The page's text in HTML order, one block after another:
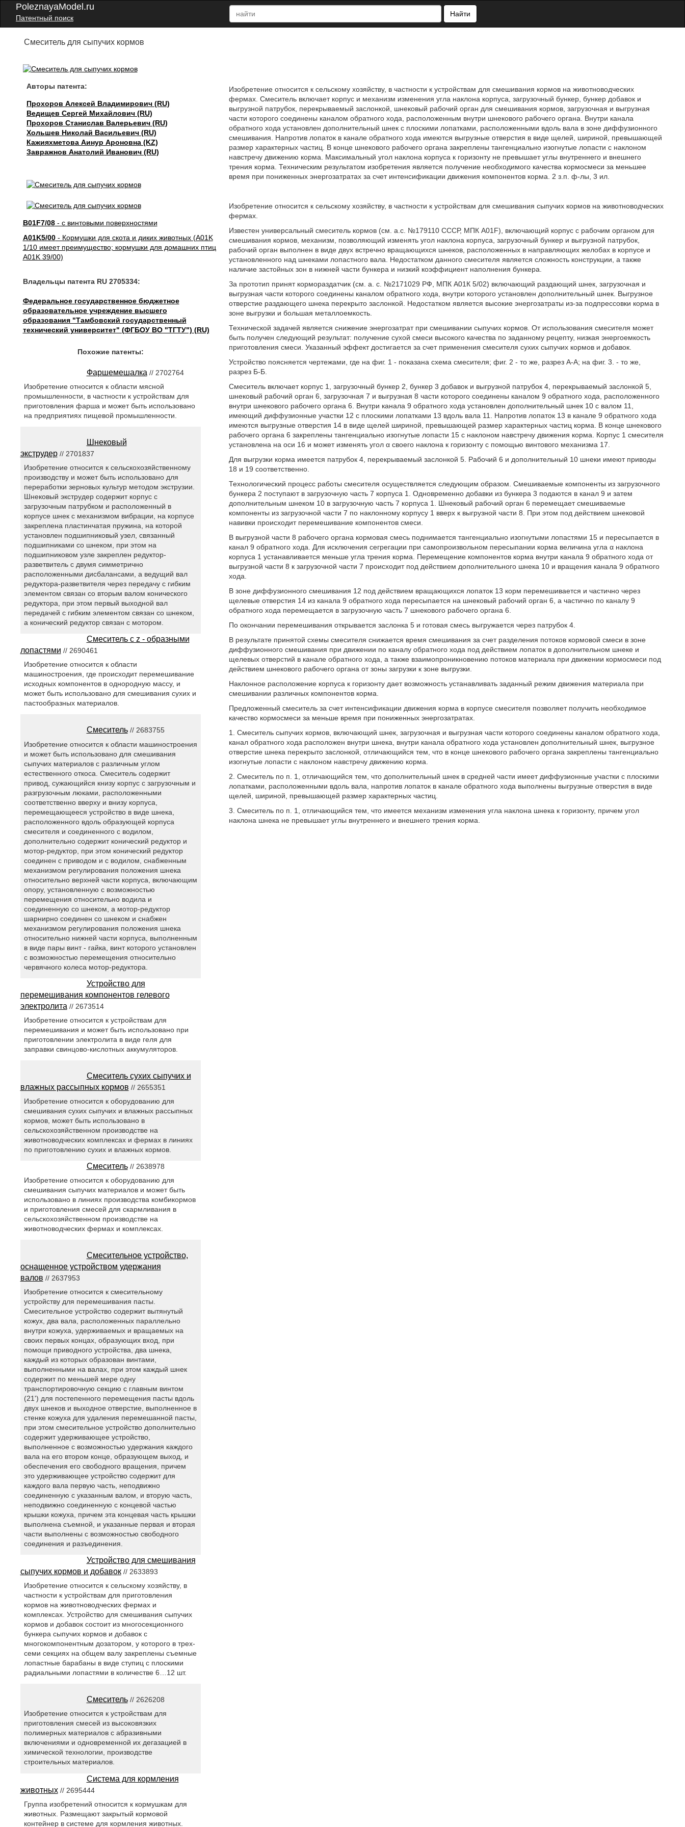
PoleznayaModel.ru
Патентный поиск
Найти
Смеситель для сыпучих кормов
Авторы патента:
Прохоров Алексей Владимирович (RU)
Ведищев Сергей Михайлович (RU)
Прохоров Станислав Валерьевич (RU)
Хольшев Николай Васильевич (RU)
Кажияхметова Аинур Ароновна (KZ)
Завражнов Анатолий Иванович (RU)
B01F7/08- с винтовыми поверхностями
A01K5/00- Кормушки для скота и диких животных (A01K
1/10 имеет преимущество; кормушки для домашних птиц
A01K 39/00)
Владельцы патента RU 2705334:
Федеральное государственное бюджетное
образовательное учреждение высшего
образования "Тамбовский государственный
технический университет" (ФГБОУ ВО "ТГТУ") (RU)
Изобретение относится к сельскому хозяйству, в частности к устройствам для смешивания кормов на животноводческих
фермах. Смеситель включает корпус и механизм изменения угла наклона корпуса, загрузочный бункер, бункер добавок и
выгрузной патрубок, перекрываемый заслонкой, шнековый рабочий орган для смешивания кормов, загрузочная и выгрузная
части которого соединены каналом обратного хода, расположенным внутри шнекового рабочего органа. Внутри канала
обратного хода установлен дополнительный шнек с плоскими лопатками, расположенными вдоль вала в зоне диффузионного
смешивания. Напротив лопаток в канале обратного хода имеются выгрузные отверстия в виде щелей, шириной, превышающей
размер характерных частиц. В конце шнекового рабочего органа закреплены тангенциально изогнутые лопасти с наклоном
навстречу движению корма. Максимальный угол наклона корпуса к горизонту не превышает углы внутреннего и внешнего
трения корма. Техническим результатом изобретения является получение необходимого качества кормосмеси за меньшее
время при пониженных энергозатратах за счет интенсификации движения компонентов корма. 2 з.п. ф-лы, 3 ил.
Изобретение относится к сельскому хозяйству, в частности к устройствам для смешивания сыпучих кормов на животноводческих
фермах.
Известен универсальный смеситель кормов (см. а.с. №179110 СССР, МПК A01F), включающий корпус с рабочим органом для
смешивания кормов, механизм, позволяющий изменять угол наклона корпуса, загрузочный бункер и выгрузной патрубок,
рабочий орган выполнен в виде двух встречно вращающихся шнеков, расположенных в направляющих желобах в корпусе и
установленного над шнеками лопастного вала. Недостатком данного смесителя является сложность конструкции, а также
наличие застойных зон в нижней части бункера и низкий коэффициент наполнения бункера.
За прототип принят кормораздатчик (см. а. с. №2171029 РФ, МПК А01К 5/02) включающий раздающий шнек, загрузочная и
выгрузная части которого соединены каналом обратного хода, внутри которого установлен дополнительный шнек. Выгрузное
отверстие раздающего шнека перекрыто заслонкой. Недостатком является высокие энергозатраты из-за подпрессовки корма в
зоне выгрузки и большая металлоемкость.
Технической задачей является снижение энергозатрат при смешивании сыпучих кормов. От использования смесителя может
быть получен следующий результат: получение сухой смеси высокого качества по заданному рецепту, низкая энергоемкость
приготовления смеси. Указанный эффект достигается за счет применения смесителя сухих сыпучих кормов и добавок.
Устройство поясняется чертежами, где на фиг. 1 - показана схема смесителя; фиг. 2 - то же, разрез А-А; на фиг. 3. - то же,
разрез Б-Б.
Смеситель включает корпус 1, загрузочный бункер 2, бункер 3 добавок и выгрузной патрубок 4, перекрываемый заслонкой 5,
шнековый рабочий орган 6, загрузочная 7 и выгрузная 8 части которого соединены каналом 9 обратного хода, расположенного
внутри шнекового рабочего органа 6. Внутри канала 9 обратного хода установлен дополнительный шнек 10 с валом 11,
имеющий диффузионные участки 12 с плоскими лопатками 13 вдоль вала 11. Напротив лопаток 13 в канале 9 обратного хода
имеются выгрузные отверстия 14 в виде щелей шириной, превышающей размер характерных частиц корма. В конце шнекового
рабочего органа 6 закреплены тангенциально изогнутые лопасти 15 с наклоном навстречу движения корма. Корпус 1 смесителя
установлена на оси 16 и может изменять угол α своего наклона к горизонту с помощью винтового механизма 17.
Для выгрузки корма имеется патрубок 4, перекрываемый заслонкой 5. Рабочий 6 и дополнительный 10 шнеки имеют приводы
18 и 19 соответственно.
Технологический процесс работы смесителя осуществляется следующим образом. Смешиваемые компоненты из загрузочного
бункера 2 поступают в загрузочную часть 7 корпуса 1. Одновременно добавки из бункера 3 подаются в канал 9 и затем
дополнительным шнеком 10 в загрузочную часть 7 корпуса 1. Шнековый рабочий орган 6 перемещает смешиваемые
компоненты из загрузочной части 7 по наклонному корпусу 1 вверх к выгрузной части 8. При этом под действием шнековой
навивки происходит перемешивание компонентов смеси.
В выгрузной части 8 рабочего органа кормовая смесь поднимается тангенциально изогнутыми лопастями 15 и пересыпается в
канал 9 обратного хода. Для исключения сегрегации при самопроизвольном пересыпании корма величина угла α наклона
корпуса 1 устанавливается меньше угла трения корма. Перемещение компонентов корма внутри канала 9 обратного хода от
выгрузной части 8 к загрузочной части 7 происходит под действием дополнительного шнека 10 и вращения канала 9 обратного
хода.
В зоне диффузионного смешивания 12 под действием вращающихся лопаток 13 корм перемешивается и частично через
щелевые отверстия 14 из канала 9 обратного хода пересыпается на шнековый рабочий орган 6, а частично по каналу 9
обратного хода перемещается в загрузочную часть 7 шнекового рабочего органа 6.
По окончании перемешивания открывается заслонка 5 и готовая смесь выгружается через патрубок 4.
В результате принятой схемы смесителя снижается время смешивания за счет разделения потоков кормовой смеси в зоне
диффузионного смешивания при движении по каналу обратного хода под действием лопаток в дополнительном шнеке и
щелевых отверстий в канале обратного хода, а также взаимопроникновению потоков материала при движении кормосмеси под
действием шнекового рабочего органа от зоны загрузки к зоне выгрузки.
Наклонное расположение корпуса к горизонту дает возможность устанавливать заданный режим движения материала при
смешивании различных компонентов корма.
Предложенный смеситель за счет интенсификации движения корма в корпусе смесителя позволяет получить необходимое
качество кормосмеси за меньше время при пониженных энергозатратах.
1. Смеситель сыпучих кормов, включающий шнек, загрузочная и выгрузная части которого соединены каналом обратного хода,
канал обратного хода расположен внутри шнека, внутри канала обратного хода установлен дополнительный шнек, выгрузное
отверстие шнека перекрыто заслонкой, отличающийся тем, что в конце шнекового рабочего органа закреплены тангенциально
изогнутые лопасти с наклоном навстречу движению корма.
2. Смеситель по п. 1, отличающийся тем, что дополнительный шнек в средней части имеет диффузионные участки с плоскими
лопатками, расположенными вдоль вала, напротив лопаток в канале обратного хода выполнены выгрузные отверстия в виде
щелей, шириной, превышающей размер характерных частиц.
3. Смеситель по п. 1, отличающийся тем, что имеется механизм изменения угла наклона шнека к горизонту, причем угол
наклона шнека не превышает углы внутреннего и внешнего трения корма.
Похожие патенты:
Фаршемешалка // 2702764
Изобретение относится к области мясной
промышленности, в частности к устройствам для
приготовления фарша и может быть использовано
на предприятиях пищевой промышленности.
Шнековый
экструдер// 2701837
Изобретение относится к сельскохозяйственному
производству и может быть использовано для
переработки зерновых культур методом экструзии.
Шнековый экструдер содержит корпус с
загрузочным патрубком и расположенный в
корпусе шнек с механизмом вибрации, на корпусе
закреплена пластинчатая пружина, на которой
установлен подшипниковый узел, связанный
подшипниками со шнеком, при этом на
подшипниковом узле закреплен редуктор-
разветвитель с двумя симметрично
расположенными дисбалансами, а ведущий вал
редуктора-разветвителя через передачу с гибким
элементом связан со вторым валом конического
редуктора, при этом первый выходной вал
передачей с гибким элементом связан со шнеком,
а конический редуктор связан с мотором.
Смеситель с z - образными
лопастями // 2690461
Изобретение относится к области
машиностроения, где происходит перемешивание
исходных компонентов в однородную массу, и
может быть использовано для смешивания сухих и
пастообразных материалов.
Смеситель// 2683755
Изобретение относится к области машиностроения
и может быть использовано для смешивания
сыпучих материалов с различным углом
естественного откоса. Смеситель содержит
привод, сужающийся книзу корпус с загрузочным и
разгрузочным люками, расположенными
соответственно вверху и внизу корпуса,
перемещающееся устройство в виде шнека,
расположенного вдоль образующей корпуса
смесителя и соединенного с водилом,
дополнительно содержит конический редуктор и
мотор-редуктор, при этом конический редуктор
соединен с приводом и с водилом, снабженным
механизмом регулирования положения шнека
относительно верхней части корпуса, включающим
опору, установленную с возможностью
перемещения относительно водила и
соединенную со шнеком, а мотор-редуктор
шарнирно соединен со шнеком и снабжен
механизмом регулирования положения шнека
относительно нижней части корпуса, выполненным
в виде пары винт - гайка, винт которого установлен
с возможностью перемещения относительно
червячного колеса мотор-редуктора.
Устройство для
перемешивания компонентов гелевого
электролита // 2673514
Изобретение относится к устройствам для
перемешивания и может быть использовано при
приготовлении электролита в виде геля для
заправки свинцово-кислотных аккумуляторов.
Смеситель сухих сыпучих и
влажных рассыпных кормов // 2655351
Изобретение относится к оборудованию для
смешивания сухих сыпучих и влажных рассыпных
кормов, может быть использовано в
сельскохозяйственном производстве на
животноводческих комплексах и фермах в линиях
по приготовлению сухих и влажных кормов.
Смеситель// 2638978
Изобретение относится к оборудованию для
смешивания сыпучих материалов и может быть
использовано в линиях производства комбикормов
и приготовления смесей для скармливания в
сельскохозяйственном производстве на
животноводческих фермах и комплексах.
Смесительное устройство,
оснащенное устройством удержания
валов // 2637953
Изобретение относится к смесительному
устройству для перемешивания пасты.
Смесительное устройство содержит вытянутый
кожух, два вала, расположенных параллельно
внутри кожуха, удерживаемых и вращаемых на
своих первых концах, образующих вход, при
помощи приводного устройства, два шнека,
каждый из которых образован винтами,
выполненными на валах, при этом каждый шнек
содержит по меньшей мере одну
транспортировочную секцию с главным винтом
(21') для постепенного перемещения пасты вдоль
двух шнеков и выходное отверстие, выполненное в
стенке кожуха для удаления перемешанной пасты,
при этом смесительное устройство дополнительно
содержит удерживающее устройство,
выполненное с возможностью удержания каждого
вала на его втором конце, образующем выход, и
обеспечения его свободного вращения, причем
это удерживающее устройство содержит для
каждого вала первую часть, неподвижно
соединенную с указанным валом, и вторую часть,
неподвижно соединенную с концевой частью
крышки кожуха, причем эта концевая часть крышки
выполнена съемной, и указанные первая и вторая
части выполнены с возможностью свободного
соединения и разъединения.
Устройство для смешивания
сыпучих кормов и добавок// 2633893
Изобретение относится к сельскому хозяйству, в
частности к устройствам для приготовления
кормов на животноводческих фермах и
комплексах. Устройство для смешивания сыпучих
кормов и добавок состоит из многосекционного
бункера сыпучих кормов и добавок с
многокомпонентным дозатором, у которого в трех-
семи секциях на общем валу закреплены съемные
лопастные барабаны в виде ступиц с плоскими
радиальными лопастями в количестве 6…12 шт.
Смеситель// 2626208
Изобретение относится к устройствам для
приготовления смесей из высоковязких
полимерных материалов с абразивными
включениями и одновременной их дегазацией в
химической технологии, производстве
строительных материалов.
Система для кормления
животных// 2695444
Группа изобретений относится к кормушкам для
животных. Размещают закрытый кормовой
контейнер в системе для кормления животных.